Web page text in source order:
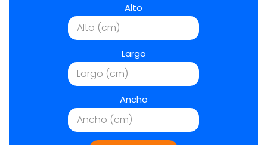
Alto
Largo
Ancho